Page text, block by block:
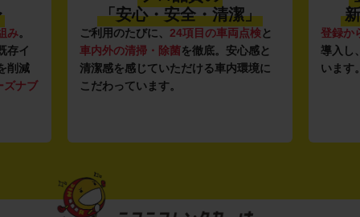
み。
存イ
削減
ズナブ
「安心・安全・清潔」
ご利用のたびに、 24項目の車両点検と
車内外の清掃・除菌を徹底。安心感と
清潔感を感じていただける車内環境に
こだわっています。
登録か
導入し
います